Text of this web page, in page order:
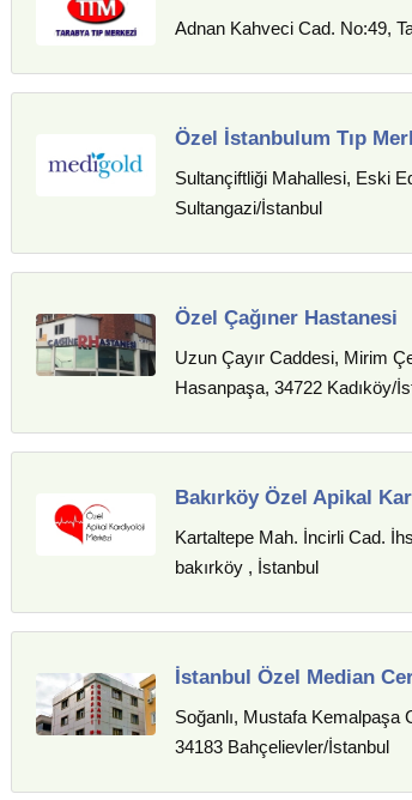
Adnan Kahveci Cad. No:49,
Özel İstanbulum Tıp
Sultançiftliği Mahallesi, Eski
Sultangazi/İstanbul
Özel Çağıner Hastanesi
Uzun Çayır Caddesi, Mirim
Hasanpaşa, 34722 Kadıköy/
Bakırköy Özel Apikal
Kartaltepe Mah. İncirli Cad.
bakırköy , İstanbul
İstanbul Özel Median
Soğanlı, Mustafa
34183 Bahçelievler/İstanbul